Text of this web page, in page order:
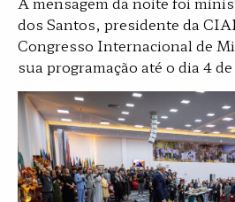
dos Santos, presidente da
Congresso Internacional de
sua programação até o dia 4